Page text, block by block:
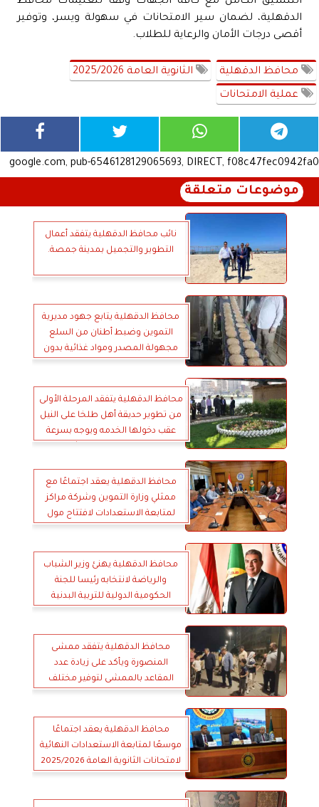
الدقهلية، لضمان سير الامتحانات في سهولة ويسر، وتوفير
أقصى درجات الأمان والرعاية للطلاب.
محافظ الدقهلية الثانوية العامة 2025/2026
عملية الامتحانات
google.com, pub-6546128129065693, DIRECT, f08c47fec0942fa0
موضوعات متعلقة
نائب محافظ الدقهلية يتفقد أعمال
التطوير والتجميل بمدينة جمصة.
محافظ الدقهلية يتابع جهود مديرية
التموين وضبط أطنان من السلع
مجهولة المصدر ومواد غذائية بدون
محافظ الدقهلية يتفقد المرحلة الأولى
من تطوير حديقة أهل طلخا على النيل
عقب دخولها الخدمه ويوجه بسرعة
محافظ الدقهلية يعقد اجتماعًا مع
ممثلي وزارة التموين وشركة مراكز
لمتابعة الاستعدادات لافتتاح مول
محافظ الدقهلية يهنئ وزير الشباب
والرياضة لانتخابه رئيسا للجنة
الحكومية الدولية للتربية البدنية
محافظ الدقهلية يتفقد ممشى
المنصورة ويأكد على زيادة عدد
المقاعد بالممشى لتوفير مختلف
محافظ الدقهلية يعقد اجتماعًا
موسعًا لمتابعة الاستعدادات النهائية
لامتحانات الثانوية العامة 2025/2026